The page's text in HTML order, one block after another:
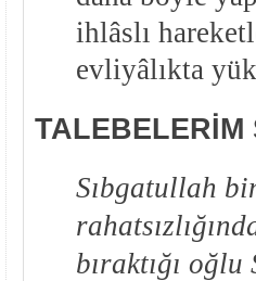
ihlâslı
evliyâlıkta
TALEBELERİM
Sıbgatullah
bıraktığı